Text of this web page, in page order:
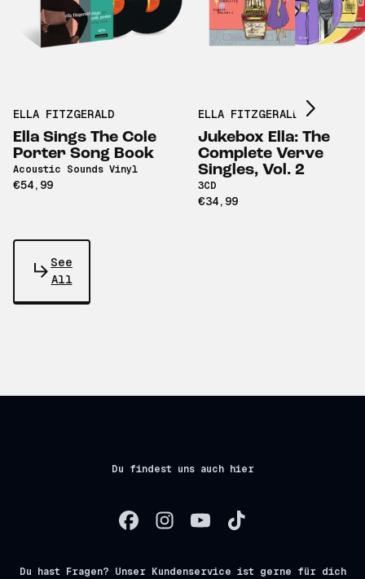
ELLA FITZGERALD
Ella Sings The Cole
Porter Song Book
Acoustic Sounds Vinyl
€54,99
ELLA FITZGERALD
Jukebox Ella: The
Complete Verve
Singles, Vol. 2
3CD
€34,99
See
All
Du findest uns auch hier
Du hast Fragen? Unser Kundenservice ist gerne für dich